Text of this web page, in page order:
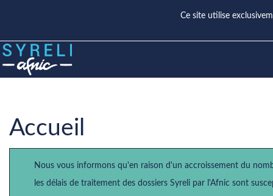
Ce site utilise
Accueil
Nous vous informons qu'en raison d'un accroissement du
les délais de traitement des dossiers Syreli par l'Afnic sont